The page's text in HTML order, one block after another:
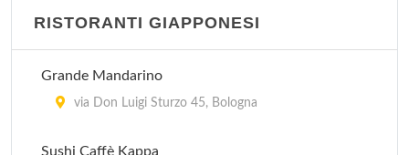
RISTORANTI GIAPPONESI
Grande Mandarino
via Don Luigi Sturzo 45, Bologna
Sushi Caffè Kappa